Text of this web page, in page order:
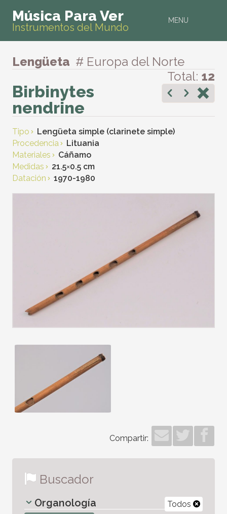
MENU
Música Para Ver
Instrumentos del Mundo
Lengüeta # Europa del Norte
Total: 12
Birbinytes
nendrine
Tipo
Lengüeta simple (clarinete simple)
Procedencia
Lituania
Materiales
Cáñamo
Medidas
21.5×0.5 cm
Datación
1970-1980
Compartir:
Buscador
Todos
Organología